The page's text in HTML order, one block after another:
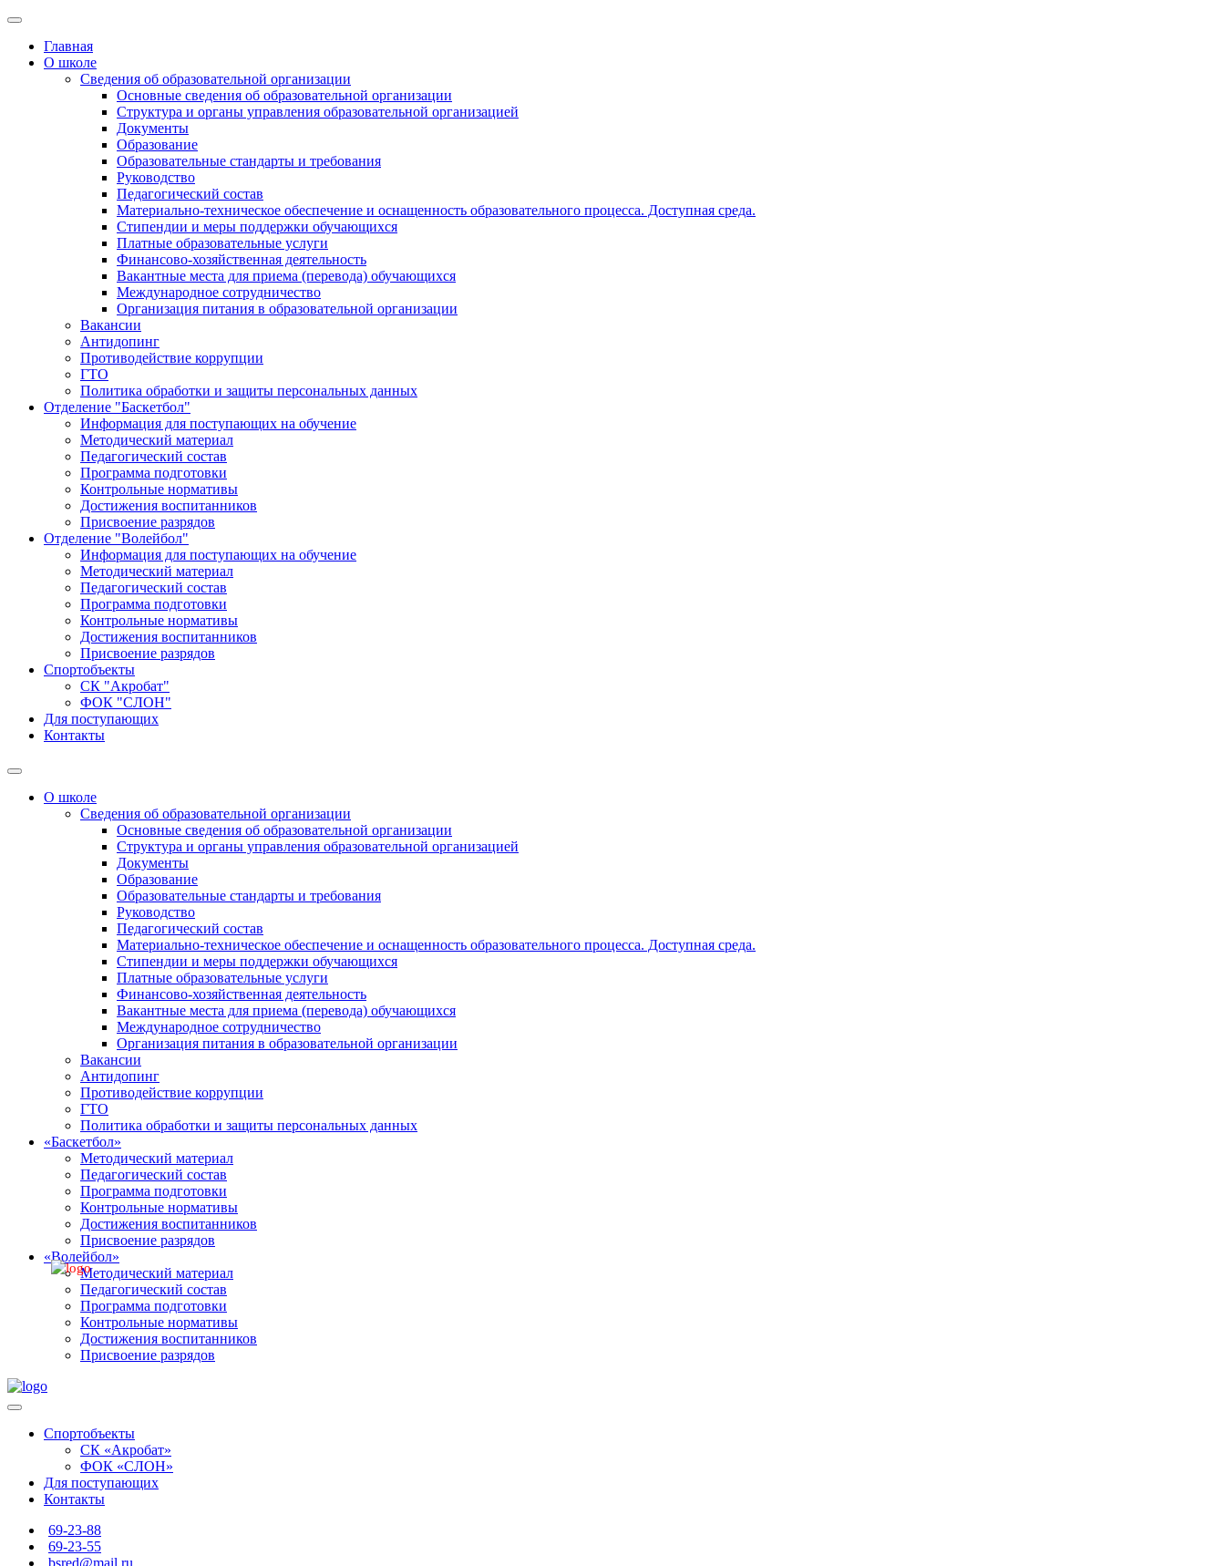
Главная
О школе
Сведения об образовательной организации
Основные сведения об образовательной организации
Структура и органы управления образовательной организацией
Документы
Образование
Образовательные стандарты и требования
Руководство
Педагогический состав
Материально-техническое обеспечение и оснащенность образовательного процесса. Доступная среда.
Стипендии и меры поддержки обучающихся
Платные образовательные услуги
Финансово-хозяйственная деятельность
Вакантные места для приема (перевода) обучающихся
Международное сотрудничество
Организация питания в образовательной организации
Вакансии
Антидопинг
Противодействие коррупции
ГТО
Политика обработки и защиты персональных данных
Отделение "Баскетбол"
Информация для поступающих на обучение
Методический материал
Педагогический состав
Программа подготовки
Контрольные нормативы
Достижения воспитанников
Присвоение разрядов
Отделение "Волейбол"
Информация для поступающих на обучение
Методический материал
Педагогический состав
Программа подготовки
Контрольные нормативы
Достижения воспитанников
Присвоение разрядов
Спортобъекты
СК "Акробат"
ФОК "СЛОН"
Для поступающих
Контакты
О школе
Сведения об образовательной организации
Основные сведения об образовательной организации
Структура и органы управления образовательной организацией
Документы
Образование
Образовательные стандарты и требования
Руководство
Педагогический состав
Материально-техническое обеспечение и оснащенность образовательного процесса. Доступная среда.
Стипендии и меры поддержки обучающихся
Платные образовательные услуги
Финансово-хозяйственная деятельность
Вакантные места для приема (перевода) обучающихся
Международное сотрудничество
Организация питания в образовательной организации
Вакансии
Антидопинг
Противодействие коррупции
ГТО
Политика обработки и защиты персональных данных
«Баскетбол»
Методический материал
Педагогический состав
Программа подготовки
Контрольные нормативы
Достижения воспитанников
Присвоение разрядов
«Волейбол»
Методический материал
Педагогический состав
Программа подготовки
Контрольные нормативы
Достижения воспитанников
Присвоение разрядов
Спортобъекты
СК «Акробат»
ФОК «СЛОН»
Для поступающих
Контакты
69-23-88
69-23-55
bsred@mail.ru